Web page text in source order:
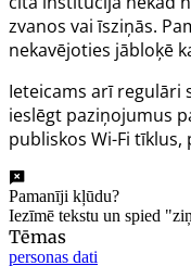
zvanos vai īsziņās.
nekavējoties jābloķē
Ieteicams arī regulāri
ieslēgt paziņojumus
publiskos Wi-Fi
Pamanīji kļūdu?
Iezīmē tekstu un spied
Tēmas
personas dati